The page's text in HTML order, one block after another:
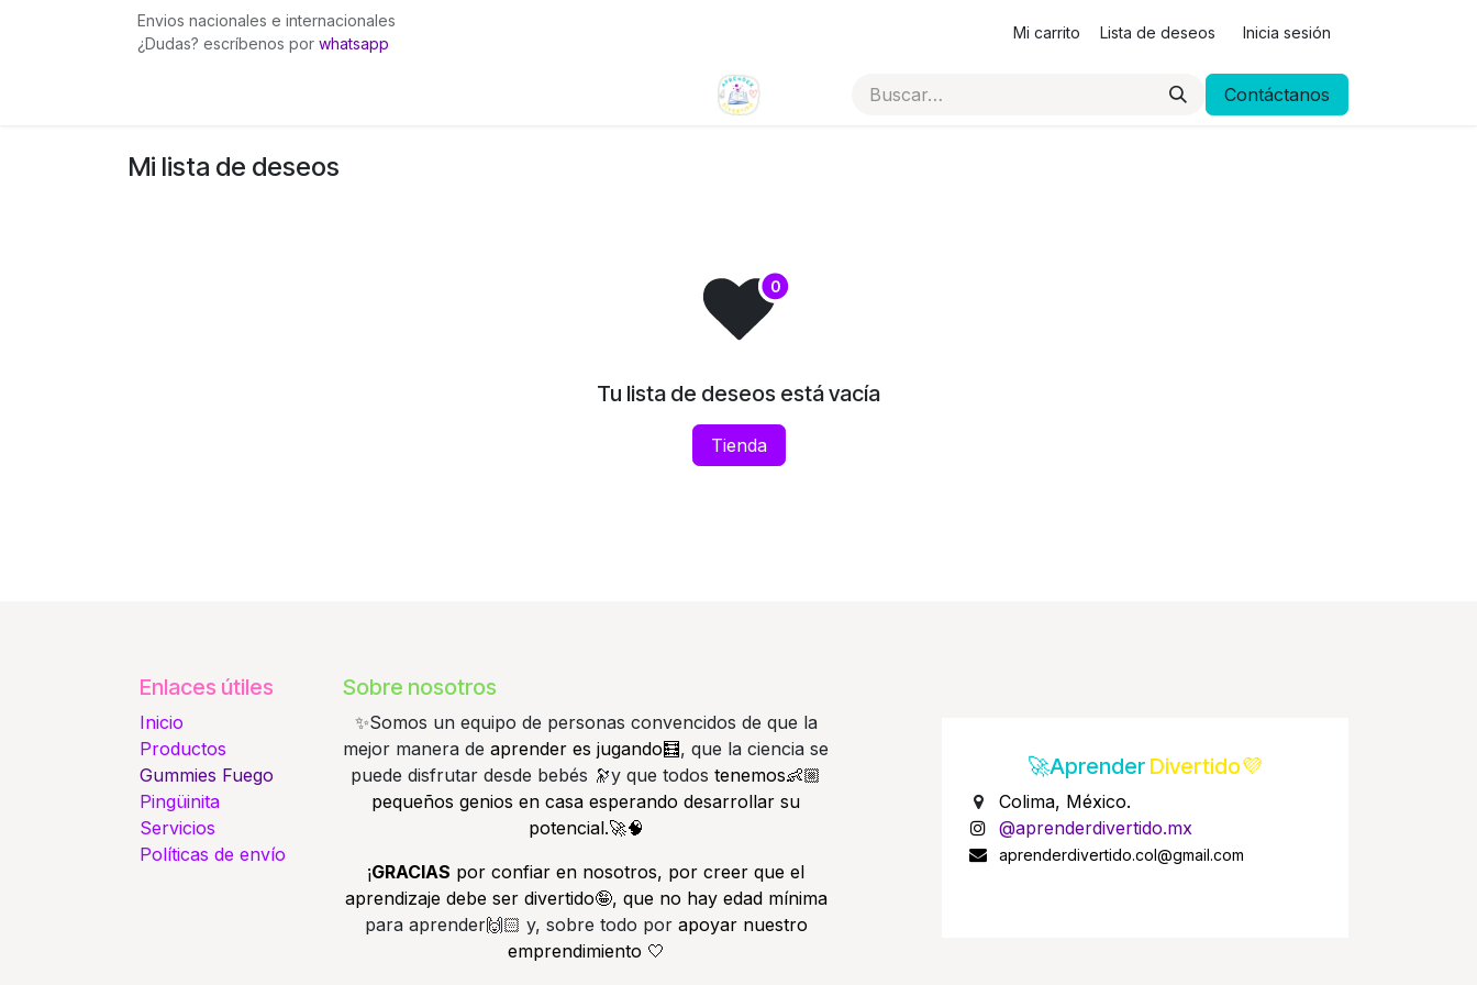
Envios nacionales e internacionales
¿Dudas? escríbenos por whatsapp
Mi carrito Lista de deseos Inicia sesión
Tienda por categorías Contáctanos
Mi lista de deseos
Tu lista de deseos está vacía
Tienda
Enlaces útiles
Inicio
Productos
Gummies Fuego
Pingüinita
Servicios
Políticas de envío
Sobre nosotros
✨️Somos un equipo de personas convencidos de que la
mejor manera deaprender es jugando🧮, que la ciencia se
puede disfrutar desde bebés 🔭y que todostenemos👶🏼
pequeños genios en casa esperando desarrollar su
potencial.🚀🧠
¡GRACIAS por confiar en nosotros, por creer que el
aprendizaje debe ser divertido🤪, que no hay edad mínima
para aprender🙌🏻 y, sobre todo por apoyar nuestro
emprendimiento 🤍
🚀Aprender Divertido💜
Colima, México.
@aprenderdivertido.mx
aprenderdivertido.col@gmail.com